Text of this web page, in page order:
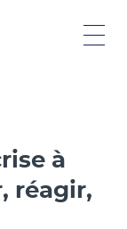
à
réagir,